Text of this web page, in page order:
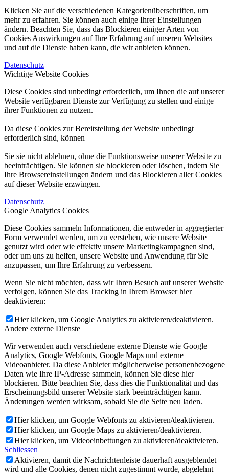
Klicken Sie auf die verschiedenen Kategorienüberschriften, um
mehr zu erfahren. Sie können auch einige Ihrer Einstellungen
ändern. Beachten Sie, dass das Blockieren einiger Arten von
Cookies Auswirkungen auf Ihre Erfahrung auf unseren Websites
und auf die Dienste haben kann, die wir anbieten können.
Datenschutz
Wichtige Website Cookies
Diese Cookies sind unbedingt erforderlich, um Ihnen die auf unserer
Website verfügbaren Dienste zur Verfügung zu stellen und einige
ihrer Funktionen zu nutzen.
Da diese Cookies zur Bereitstellung der Website unbedingt
erforderlich sind, können
Sie sie nicht ablehnen, ohne die Funktionsweise unserer Website zu
beeinträchtigen. Sie können sie blockieren oder löschen, indem Sie
Ihre Browsereinstellungen ändern und das Blockieren aller Cookies
auf dieser Website erzwingen.
Datenschutz
Google Analytics Cookies
Diese Cookies sammeln Informationen, die entweder in aggregierter
Form verwendet werden, um zu verstehen, wie unsere Website
genutzt wird oder wie effektiv unsere Marketingkampagnen sind,
oder um uns zu helfen, unsere Website und Anwendung für Sie
anzupassen, um Ihre Erfahrung zu verbessern.
Wenn Sie nicht möchten, dass wir Ihren Besuch auf unserer Website
verfolgen, können Sie das Tracking in Ihrem Browser hier
deaktivieren:
Hier klicken, um Google Analytics zu aktivieren/deaktivieren.
Andere externe Dienste
Wir verwenden auch verschiedene externe Dienste wie Google
Analytics, Google Webfonts, Google Maps und externe
Videoanbieter. Da diese Anbieter möglicherweise personenbezogene
Daten wie Ihre IP-Adresse sammeln, können Sie diese hier
blockieren. Bitte beachten Sie, dass dies die Funktionalität und das
Erscheinungsbild unserer Website stark beeinträchtigen kann.
Änderungen werden wirksam, sobald Sie die Seite neu laden.
Hier klicken, um Google Webfonts zu aktivieren/deaktivieren.
Hier klicken, um Google Maps zu aktivieren/deaktivieren.
Hier klicken, um Videoeinbettungen zu aktivieren/deaktivieren.
Schliessen
Aktivieren, damit die Nachrichtenleiste dauerhaft ausgeblendet
wird und alle Cookies, denen nicht zugestimmt wurde, abgelehnt